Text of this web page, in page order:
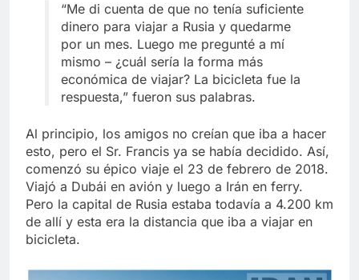
“Me di cuenta de que no tenía suficiente
dinero para viajar a Rusia y quedarme
por un mes. Luego me pregunté a mí
mismo – ¿cuál sería la forma más
económica de viajar? La bicicleta fue la
respuesta,” fueron sus palabras.
Al principio, los amigos no creían que iba a hacer
esto, pero el Sr. Francis ya se había decidido. Así,
comenzó su épico viaje el 23 de febrero de 2018.
Viajó a Dubái en avión y luego a Irán en ferry.
Pero la capital de Rusia estaba todavía a 4.200 km
de allí y esta era la distancia que iba a viajar en
bicicleta.